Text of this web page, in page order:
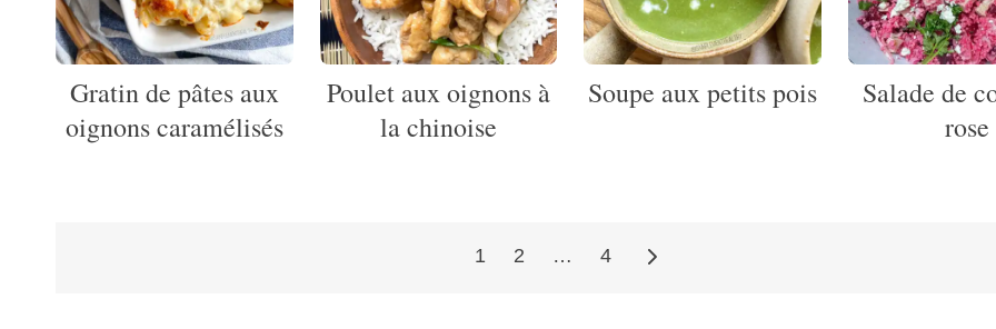
Gratin de pâtes aux
oignons caramélisés
Poulet aux oignons à
la chinoise
Soupe aux petits pois
Salade de
rose
1 2 … 4